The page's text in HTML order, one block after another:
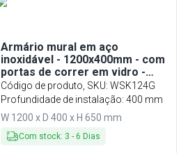
Armário mural em aço
inoxidável - 1200x400mm - com
portas de correr em vidro -
650mm de altura
Código de produto, SKU: WSK124G
Profundidade de instalação: 400 mm
W 1200 x D 400 x H 650 mm
Com stock: 3 - 6 Dias